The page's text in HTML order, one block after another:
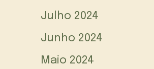
Julho 2024
Junho 2024
Maio 2024